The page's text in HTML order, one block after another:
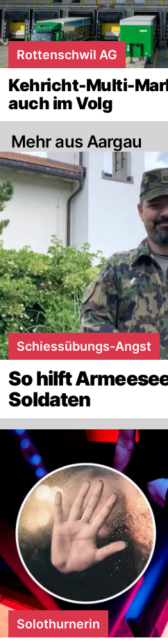
Rottenschwil AG
Kehricht-Multi-
auch im Volg
Mehr aus Aargau
Schiessübungs-Angst
So hilft
Soldaten
Solothurnerin